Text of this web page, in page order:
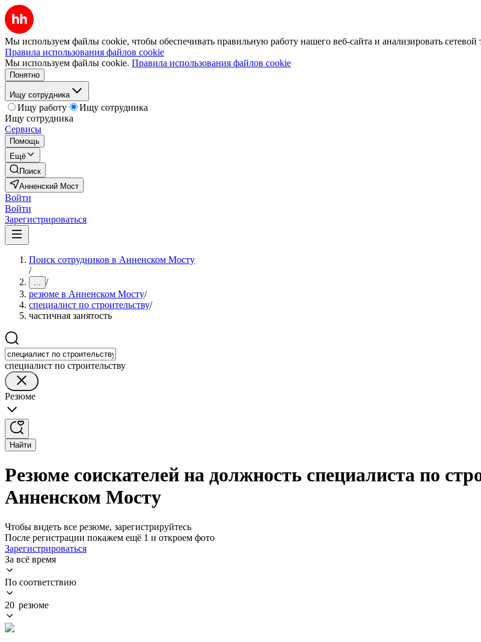
Мы используем файлы cookie, чтобы обеспечивать правильную работу нашего веб-сайта и анализировать сетевой
Правила использования файлов cookie
Мы используем файлы cookie. Правила использования файлов cookie
Понятно
Ищу сотрудника
Ищу работу
Ищу сотрудника
Ищу сотрудника
Сервисы
Помощь
Ещё
Поиск
Анненский Мост
Войти
Войти
Зарегистрироваться
Поиск сотрудников в Анненском Мосту
/
... /
резюме в Анненском Мосту/
специалист по строительству/
частичная занятость
специалист по строительству
Резюме
Найти
Резюме соискателей на должность специалиста по
Анненском Мосту
Чтобы видеть все резюме, зарегистрируйтесь
После регистрации покажем ещё 1 и откроем фото
Зарегистрироваться
За всё время
По соответствию
20 резюме